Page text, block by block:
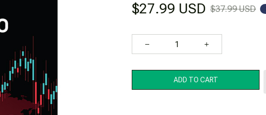
$27.99 USD $37.99 USD
ADD TO CART